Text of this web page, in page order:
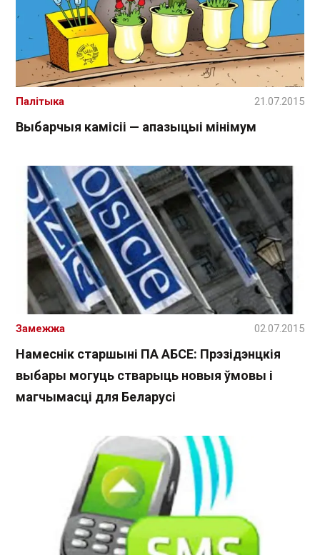
Выбарчыя камісіі — апазыцыі мінімум
Палітыка 21.07.2015
Намеснік старшыні ПА АБСЕ: Прэзідэнцкія
выбары могуць стварыць новыя ўмовы і
магчымасці для Беларусі
Замежжа 02.07.2015